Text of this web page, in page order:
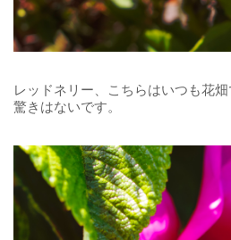
レッドネリー、こちらはいつも花
驚きはないです。